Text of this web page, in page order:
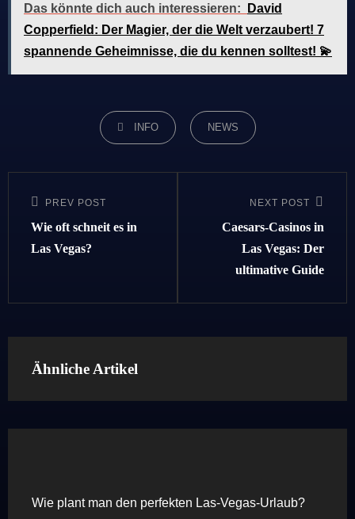
Das könnte dich auch interessieren:
David
Copperfield: Der Magier, der die Welt verzaubert! 7
spannende Geheimnisse, die du kennen solltest! 💫
CATEGORIES
INFO NEWS
Previous
Post
PREV POST
Wie oft schneit es in
Las Vegas?
Post
NEXT POST
Caesars-Casinos in
Las Vegas: Der
ultimative Guide
Ähnliche Artikel
Wie plant man den perfekten Las-Vegas-Urlaub?